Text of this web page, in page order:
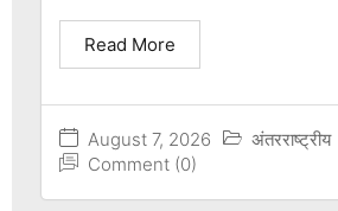
August 7, 2026
अंतरराष्ट्रीय
Comment (0)
Read More